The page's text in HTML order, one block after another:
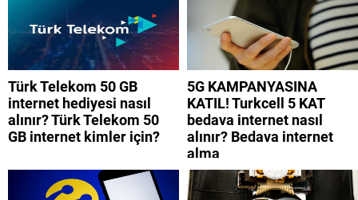
Türk Telekom 50 GB
internet hediyesi nasıl
alınır? Türk Telekom 50
GB internet kimler için?
5G KAMPANYASINA
KATIL! Turkcell 5 KAT
bedava internet nasıl
alınır? Bedava internet
alma